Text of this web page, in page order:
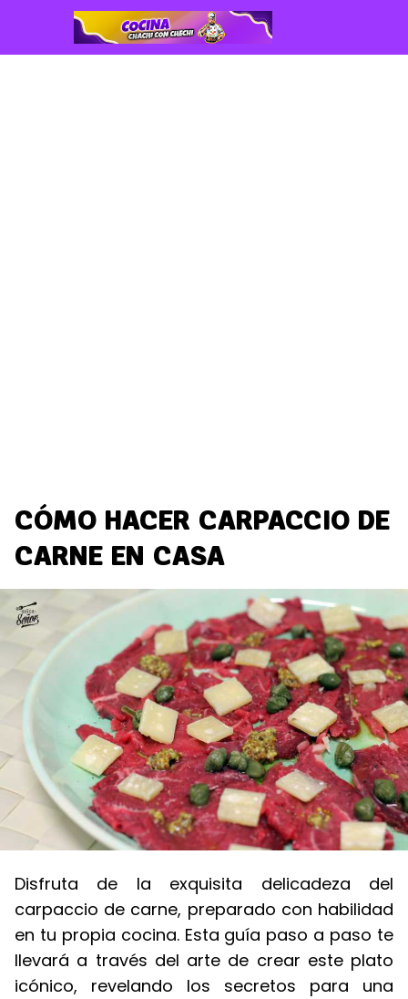
CÓMO HACER CARPACCIO DE
CARNE EN CASA
Disfruta de la exquisita delicadeza del
carpaccio de carne, preparado con habilidad
en tu propia cocina. Esta guía paso a paso te
llevará a través del arte de crear este plato
icónico, revelando los secretos para una